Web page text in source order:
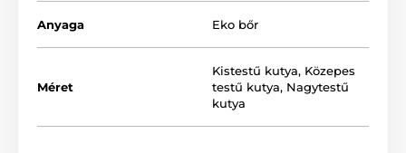
A termék számos színváltozatba és méretben
kapható. A megfelelő méretet az alábbi táblázat
Anyaga Eko bőr
Méret
Kistestű kutya, Közepes
testű kutya, Nagytestű
kutya